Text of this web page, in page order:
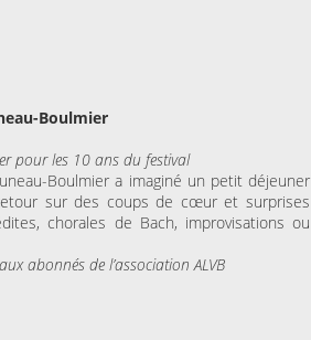
Boulmier
pour les 10 ans du festival
Boulmier a imaginé un petit déjeuner
sur des coups de cœur et surprises
chorales de Bach, improvisations ou
abonnés de l’association ALVB